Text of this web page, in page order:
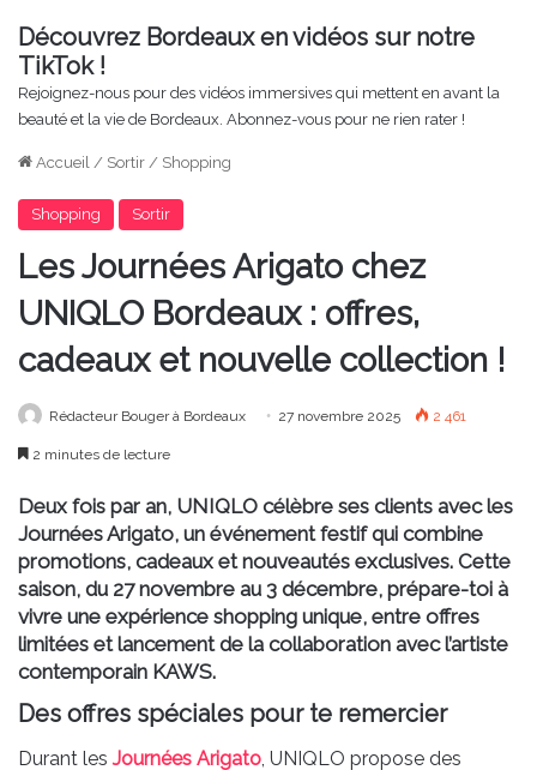
Découvrez Bordeaux en vidéos sur notre
TikTok !
Rejoignez-nous pour des vidéos immersives qui mettent en avant la
beauté et la vie de Bordeaux. Abonnez-vous pour ne rien rater !
Accueil / Sortir / Shopping
Shopping Sortir
Les Journées Arigato chez
UNIQLO Bordeaux : offres,
cadeaux et nouvelle collection !
Rédacteur Bouger à Bordeaux 27 novembre 2025 2 461
2 minutes de lecture
Deux fois par an, UNIQLO célèbre ses clients avec les
Journées Arigato, un événement festif qui combine
promotions, cadeaux et nouveautés exclusives. Cette
saison, du 27 novembre au 3 décembre, prépare-toi à
vivre une expérience shopping unique, entre offres
limitées et lancement de la collaboration avec l’artiste
contemporain KAWS.
Des offres spéciales pour te remercier
Durant les Journées Arigato, UNIQLO propose des